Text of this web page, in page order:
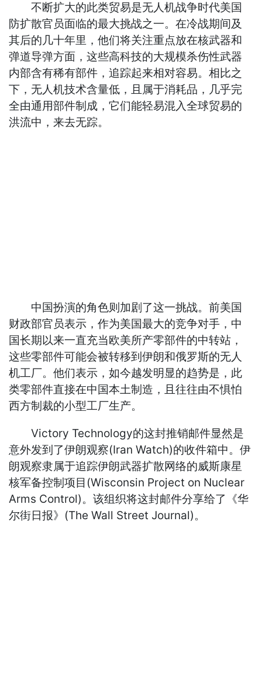
不断扩大的此类贸易是无人机战争时代美国
防扩散官员面临的最大挑战之一。在冷战期间及
其后的几十年里，他们将关注重点放在核武器和
弹道导弹方面，这些高科技的大规模杀伤性武器
内部含有稀有部件，追踪起来相对容易。相比之
下，无人机技术含量低，且属于消耗品，几乎完
全由通用部件制成，它们能轻易混入全球贸易的
洪流中，来去无踪。
中国扮演的角色则加剧了这一挑战。前美国
财政部官员表示，作为美国最大的竞争对手，中
国长期以来一直充当欧美所产零部件的中转站，
这些零部件可能会被转移到伊朗和俄罗斯的无人
机工厂。他们表示，如今越发明显的趋势是，此
类零部件直接在中国本土制造，且往往由不惧怕
西方制裁的小型工厂生产。
Victory Technology的这封推销邮件显然是
意外发到了伊朗观察(Iran Watch)的收件箱中。伊
朗观察隶属于追踪伊朗武器扩散网络的威斯康星
核军备控制项目(Wisconsin Project on Nuclear
Arms Control)。该组织将这封邮件分享给了《华
尔街日报》(The Wall Street Journal)。